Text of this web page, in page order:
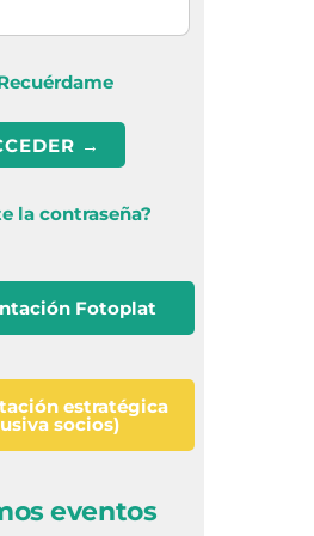
la contraseña?
Fotoplat
estratégica
socios)
eventos